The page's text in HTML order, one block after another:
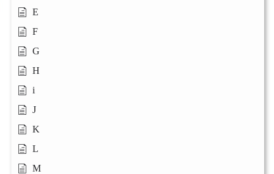
E
F
G
H
i
J
K
L
M